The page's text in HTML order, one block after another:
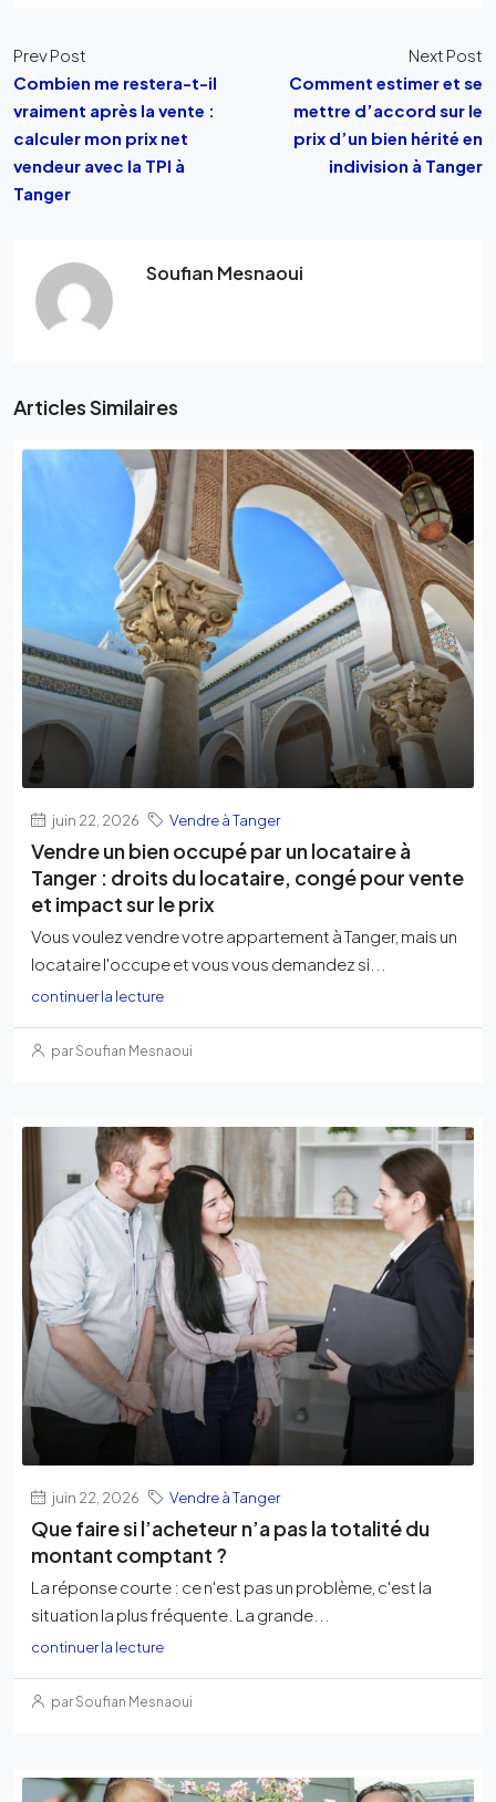
Prev Post
Combien me restera-t-il
vraiment après la vente :
calculer mon prix net
vendeur avec la TPI à
Tanger
Next Post
Comment estimer et se
mettre d’accord sur le
prix d’un bien hérité en
indivision à Tanger
Soufian Mesnaoui
Articles Similaires
juin 22, 2026 Vendre à Tanger
Vendre un bien occupé par un locataire à
Tanger : droits du locataire, congé pour vente
et impact sur le prix
Vous voulez vendre votre appartement à Tanger, mais un
locataire l'occupe et vous vous demandez si...
continuer la lecture
par Soufian Mesnaoui
juin 22, 2026 Vendre à Tanger
Que faire si l’acheteur n’a pas la totalité du
montant comptant ?
La réponse courte : ce n'est pas un problème, c'est la
situation la plus fréquente. La grande...
continuer la lecture
par Soufian Mesnaoui